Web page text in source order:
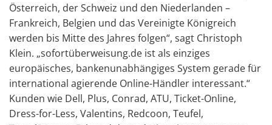
Österreich, der Schweiz und den Niederlanden –
Frankreich, Belgien und das Vereinigte Königreich
werden bis Mitte des Jahres folgen“, sagt Christoph
Klein. „sofortüberweisung.de ist als einziges
europäisches, bankenunabhängiges System gerade für
international agierende Online-Händler interessant.“
Kunden wie Dell, Plus, Conrad, ATU, Ticket-Online,
Dress-for-Less, Valentins, Redcoon, Teufel,